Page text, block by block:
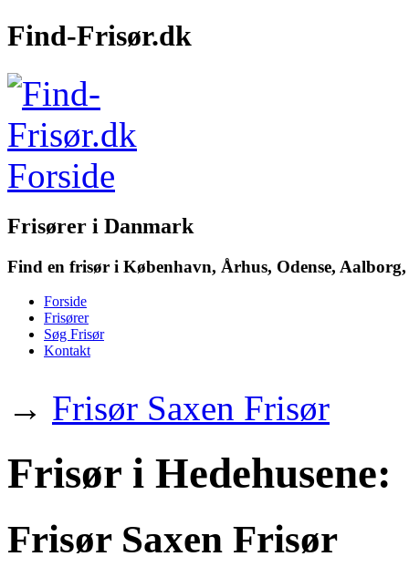
Find-Frisør.dk
Frisører i Danmark
Find en frisør i København, Århus, Odense,
Forside
Frisører
Søg Frisør
Kontakt
→ Frisør Saxen Frisør
Frisør i Hedehusene:
Frisør Saxen Frisør